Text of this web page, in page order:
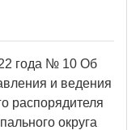
года № 10 Об
и ведения
распорядителя
округа